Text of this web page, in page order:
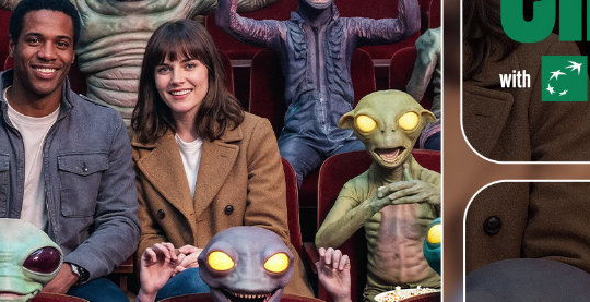
Ket & Doc -titelBgirl BadlivanCharlotte De Cort geselecteerd voorFIFA.
Directorsgeproduceerde korte documentaire vertelt het verhaal van
een zoekende tiener die via dans haar eigenheid wil uitdrukken.
2022 in wereldpremière op hetJEF festival
en maakt deel uit van de
& Doc, een traject voor kinderdocumentaires dat in 2018 gelanceerd
en JEF. Het resultaat zijn elk jaar vijf korte kinderdocumentaires van
kinderen tussen 9 en 12 jaar, waarin de wereld wordt bekeken door de